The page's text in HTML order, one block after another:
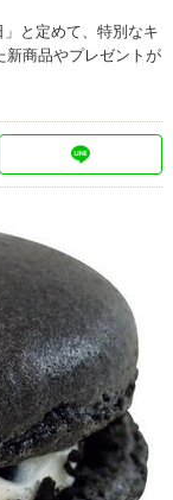
と定めて、特別なキ
新商品やプレゼントが